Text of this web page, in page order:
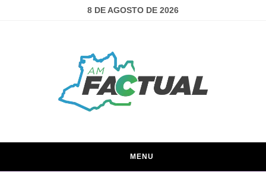
8 DE AGOSTO DE 2026
MENU